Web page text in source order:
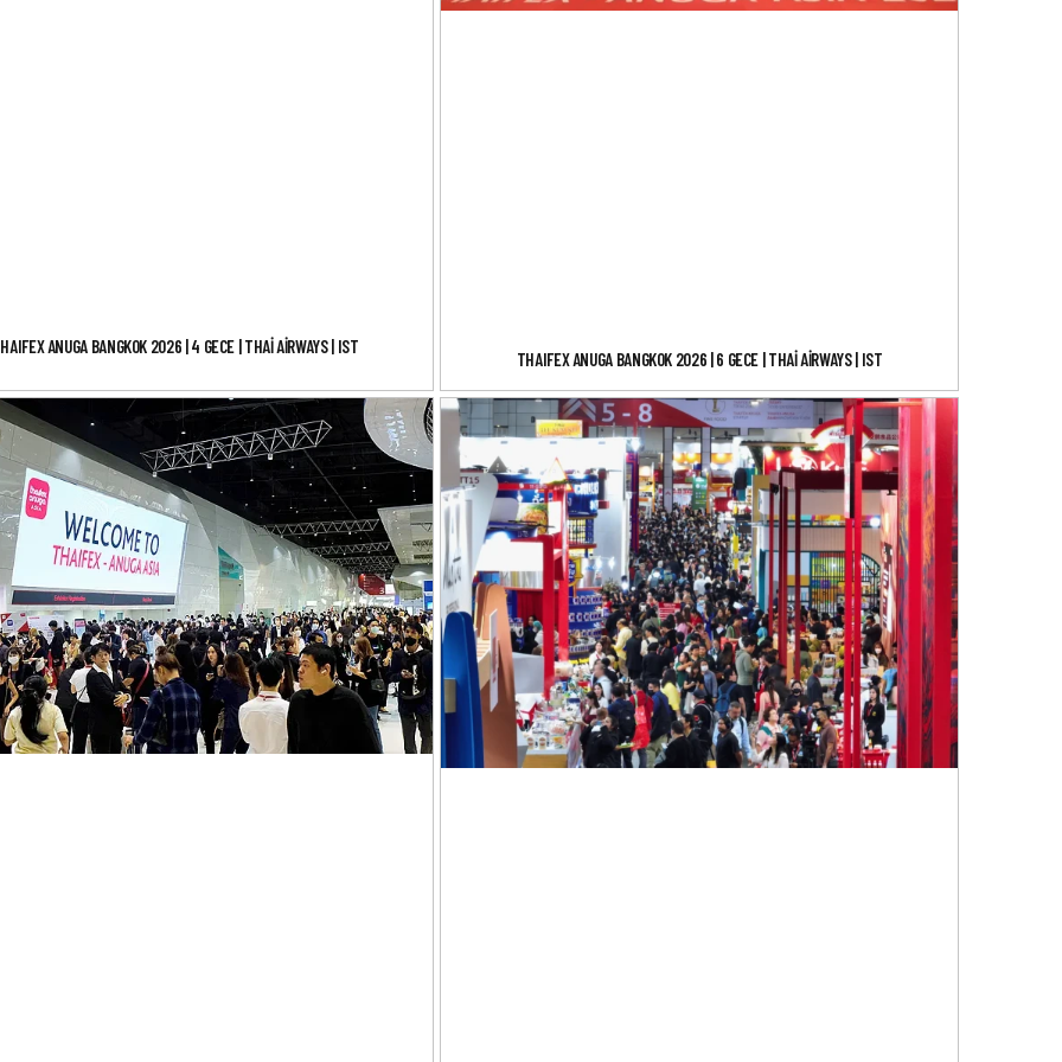
ANUGA BANGKOK 2026 | 4 GECE | THAI AIRWAYS | IST
THAIFEX ANUGA BANGKOK 2026 | 6 GECE | THAI AIRWAYS | IST